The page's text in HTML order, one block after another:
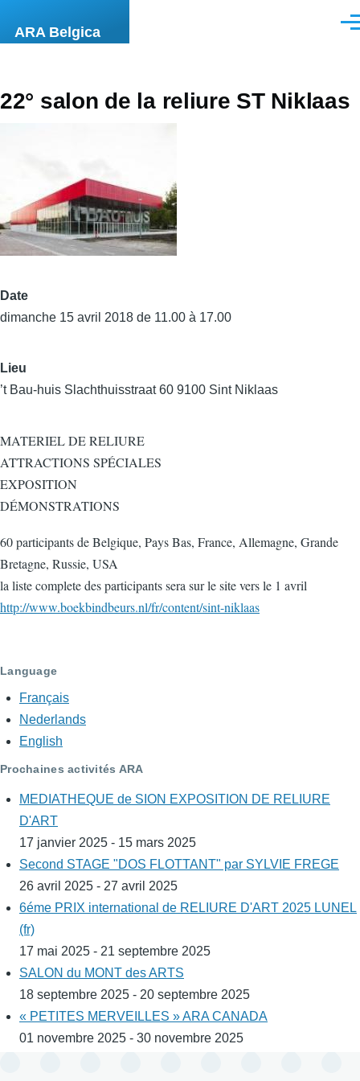
ARA Belgica
22° salon de la reliure ST Niklaas
Date
dimanche 15 avril 2018 de 11.00 à 17.00
Lieu
’t Bau-huis Slachthuisstraat 60 9100 Sint Niklaas
MATERIEL DE RELIURE
ATTRACTIONS SPÉCIALES
EXPOSITION
DÉMONSTRATIONS
60 participants de Belgique, Pays Bas, France, Allemagne, Grande
Bretagne, Russie, USA
la liste complete des participants sera sur le site vers le 1 avril
http://www.boekbindbeurs.nl/fr/content/sint-niklaas
Language
Français
Nederlands
English
Prochaines activités ARA
MEDIATHEQUE de SION EXPOSITION DE RELIURE
D'ART
17 janvier 2025 - 15 mars 2025
Second STAGE "DOS FLOTTANT" par SYLVIE FREGE
26 avril 2025 - 27 avril 2025
6éme PRIX international de RELIURE D'ART 2025 LUNEL
(fr)
17 mai 2025 - 21 septembre 2025
SALON du MONT des ARTS
18 septembre 2025 - 20 septembre 2025
« PETITES MERVEILLES » ARA CANADA
01 novembre 2025 - 30 novembre 2025